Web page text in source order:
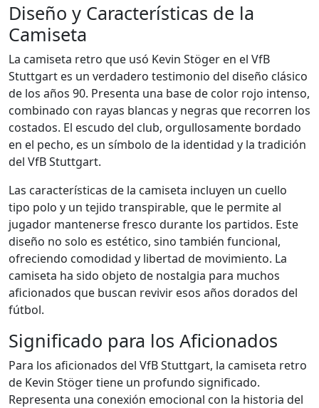
Diseño y Características de la
Camiseta
La camiseta retro que usó Kevin Stöger en el VfB
Stuttgart es un verdadero testimonio del diseño clásico
de los años 90. Presenta una base de color rojo intenso,
combinado con rayas blancas y negras que recorren los
costados. El escudo del club, orgullosamente bordado
en el pecho, es un símbolo de la identidad y la tradición
del VfB Stuttgart.
Las características de la camiseta incluyen un cuello
tipo polo y un tejido transpirable, que le permite al
jugador mantenerse fresco durante los partidos. Este
diseño no solo es estético, sino también funcional,
ofreciendo comodidad y libertad de movimiento. La
camiseta ha sido objeto de nostalgia para muchos
aficionados que buscan revivir esos años dorados del
fútbol.
Significado para los Aficionados
Para los aficionados del VfB Stuttgart, la camiseta retro
de Kevin Stöger tiene un profundo significado.
Representa una conexión emocional con la historia del